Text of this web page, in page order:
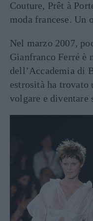
Couture, Prêt à
moda francese. Un
Nel marzo 2007,
Gianfranco Ferré è
dell’Accademia di
estrosità ha trovato
volgare e